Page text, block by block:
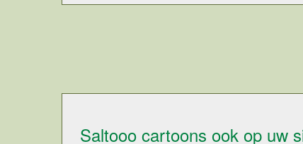
Saltooo cartoons ook op uw